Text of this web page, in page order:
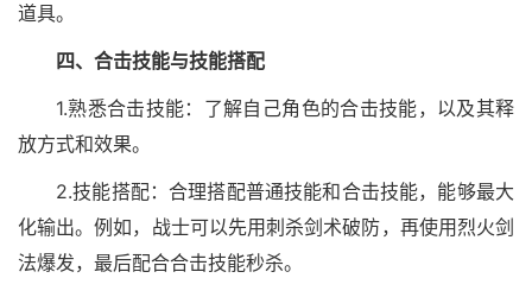
道具。
四、合击技能与技能搭配
1.熟悉合击技能：了解自己角色的合击技能，以及其释
放方式和效果。
2.技能搭配：合理搭配普通技能和合击技能，能够最大
化输出。例如，战士可以先用刺杀剑术破防，再使用烈火剑
法爆发，最后配合合击技能秒杀。